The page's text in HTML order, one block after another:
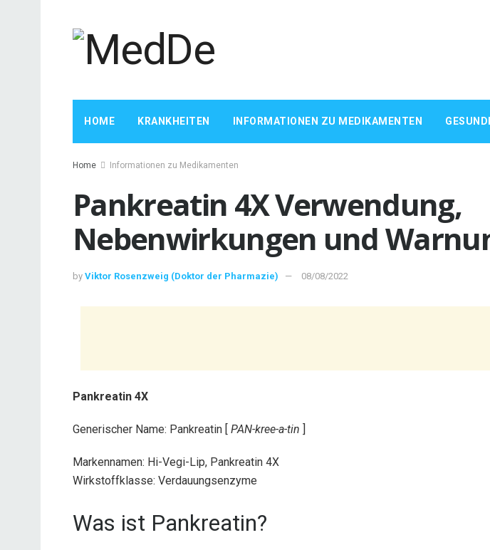
HOME KRANKHEITEN INFORMATIONEN ZU MEDIKAMENTEN
Home Informationen zu Medikamenten
Pankreatin 4X Verwendung,
Nebenwirkungen und
by Viktor Rosenzweig (Doktor der Pharmazie) 08/08/2022
Pankreatin 4X
Generischer Name: Pankreatin [ PAN-kree-a-tin ]
Markennamen: Hi-Vegi-Lip, Pankreatin 4X
Wirkstoffklasse: Verdauungsenzyme
Was ist Pankreatin?